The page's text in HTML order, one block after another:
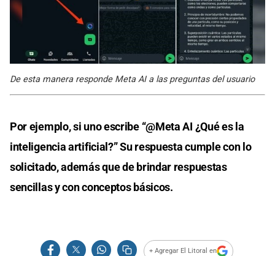
De esta manera responde Meta AI a las preguntas del usuario
Por ejemplo, si uno escribe “@Meta AI ¿Qué es la
inteligencia artificial?” Su respuesta cumple con lo
solicitado, además que de brindar respuestas
sencillas y con conceptos básicos.
+ Agregar El Litoral en